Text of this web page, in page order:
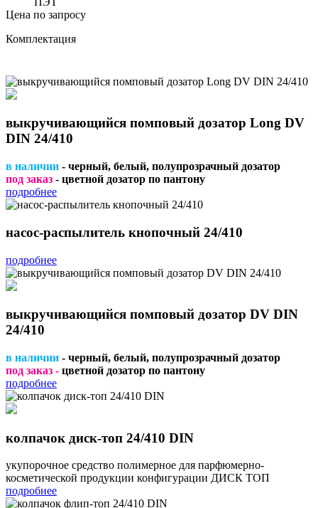
Цена по запросу
Комплектация
выкручивающийся помповый дозатор Long DV
DIN 24/410
в наличии - черный, белый, полупрозрачный дозатор
под заказ - цветной дозатор по пантону
подробнее
насос-распылитель кнопочный 24/410
подробнее
выкручивающийся помповый дозатор DV DIN
24/410
в наличии - черный, белый, полупрозрачный дозатор
под заказ - цветной дозатор по пантону
подробнее
колпачок диск-топ 24/410 DIN
укупорочное средство полимерное для парфюмерно-
косметической продукции конфигурации ДИСК ТОП
подробнее